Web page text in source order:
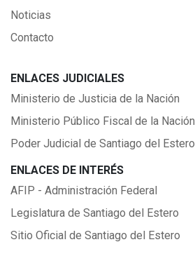
Noticias
Contacto
ENLACES JUDICIALES
Ministerio de Justicia de la Nación
Ministerio Público Fiscal de la Nación
Poder Judicial de Santiago del Estero
ENLACES DE INTERÉS
AFIP - Administración Federal
Legislatura de Santiago del Estero
Sitio Oficial de Santiago del Estero